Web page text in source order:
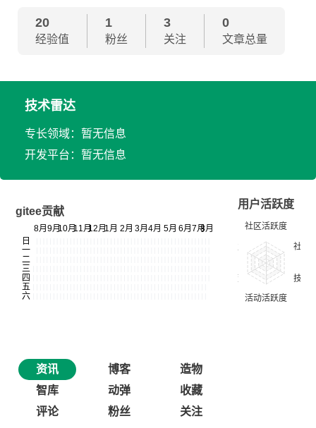
20
经验值
1
粉丝
3
关注
0
文章总量
技术雷达
专长领域：暂无信息
开发平台：暂无信息
gitee贡献
用户活跃度
资讯 博客
造物
智库
动弹
收藏
评论
粉丝 关注